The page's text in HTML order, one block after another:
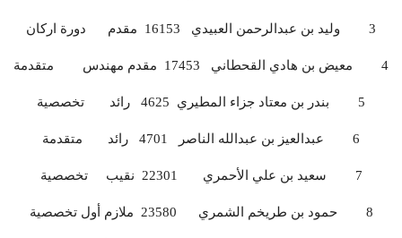
3 وليد بن عبدالرحمن العبيدي 16153 مقدم دورة اركان
4 معيض بن هادي القحطاني 17453 مقدم مهندس متقدمة
5 بندر بن معتاد جزاء المطيري 4625 رائد تخصصية
6 عبدالعيز بن عبدالله الناصر 4701 رائد متقدمة
7 سعيد بن علي الأحمري 22301 نقيب تخصصية
8 حمود بن طريخم الشمري 23580 ملازم أول تخصصية